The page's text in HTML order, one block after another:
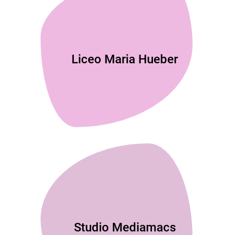
Liceo Maria Hueber
Studio Mediamacs